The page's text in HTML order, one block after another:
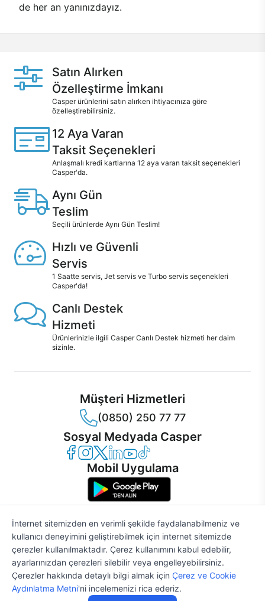
38.638 TL37.865 TL'den
başlayan fiyatlarla
de her an yanınızdayız.
Satın Alırken
Özelleştirme İmkanı
Casper ürünlerini satın alırken ihtiyacınıza göre
özelleştirebilirsiniz.
12 Aya Varan
Taksit Seçenekleri
Anlaşmalı kredi kartlarına 12 aya varan taksit seçenekleri
Casper'da.
Aynı Gün
Teslim
Seçili ürünlerde Aynı Gün Teslim!
Hızlı ve Güvenli
Servis
1 Saatte servis, Jet servis ve Turbo servis seçenekleri
Casper'da!
Canlı Destek
Hizmeti
Ürünlerinizle ilgili Casper Canlı Destek hizmeti her daim
sizinle.
Müşteri Hizmetleri
(0850) 250 77 77
Sosyal Medyada Casper
Casper Facebook
Casper Instagram
Casper Twitter
Casper LinkedIn
Casper YouTube
Casper TikTok
Mobil Uygulama
© 2021 - 2026 Casper Bilgisayar Sistemleri A.Ş. Tüm Hakları Saklıdır
KVKK
Çerez Politikası
Bilgi Güvenliği
Bilgi Toplumu Hizmetleri
İnternet sitemizden en verimli şekilde faydalanabilmeniz ve
kullanıcı deneyimini geliştirebilmek için internet sitemizde
çerezler kullanılmaktadır. Çerez kullanımını kabul edebilir,
ayarlarınızdan çerezleri silebilir veya engelleyebilirsiniz.
Çerezler hakkında detaylı bilgi almak için Çerez ve Cookie
Aydınlatma Metni'ni incelemenizi rica ederiz.